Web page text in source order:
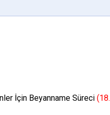
İçin Beyanname Süreci